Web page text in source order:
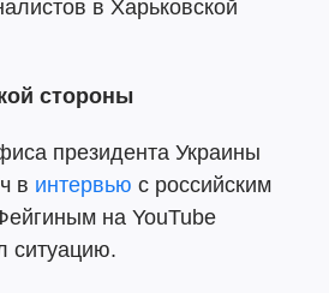
в Харьковской
стороны
президента Украины
в интервью с российским
на YouTube
ситуацию.